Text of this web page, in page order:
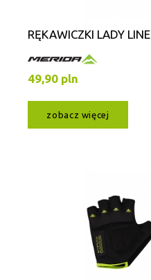
RĘKAWICZKI LADY LINE
49,90 pln
zobacz więcej